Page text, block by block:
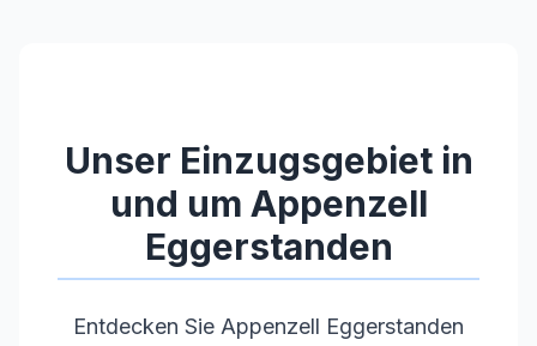
Unser Einzugsgebiet in
und um Appenzell
Eggerstanden
Entdecken Sie Appenzell Eggerstanden